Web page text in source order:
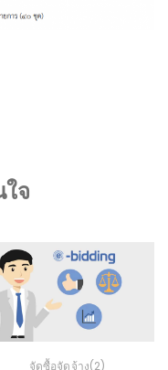
ใจ
จัดซื้อจัดจ้าง(2)